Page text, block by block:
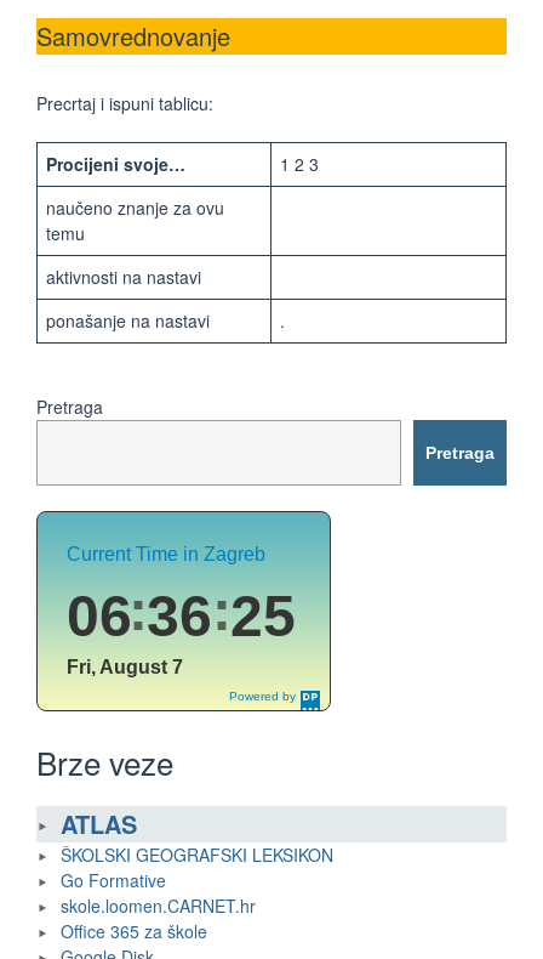
Samovrednovanje
Precrtaj i ispuni tablicu:
Procijeni svoje…
1 2 3
naučeno znanje za ovu
temu
aktivnosti na nastavi
ponašanje na nastavi
.
Pretraga
Pretraga
Brze veze
ATLAS
ŠKOLSKI GEOGRAFSKI LEKSIKON
Go Formative
skole.loomen.CARNET.hr
Office 365 za škole